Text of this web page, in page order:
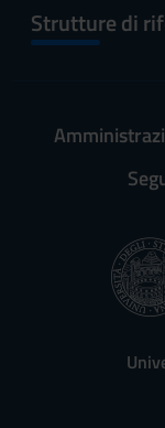
Strutture di